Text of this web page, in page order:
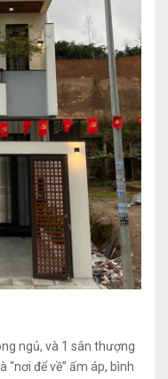
ngủ, và 1 sân thượng
“nơi để về” ấm áp, bình